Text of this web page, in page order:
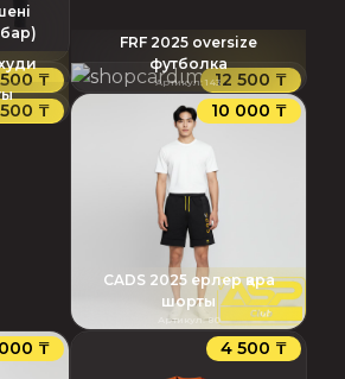
₸ 12 500 ₸
FRF 2025 oversize
футболка
Артикул: 143
₸ 10 000 ₸
CADS 2025 ерлер қара
шорты
Артикул :80
₸ 4 500 ₸